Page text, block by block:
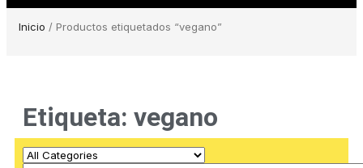
Inicio / Productos etiquetados “vegano”
Etiqueta: vegano